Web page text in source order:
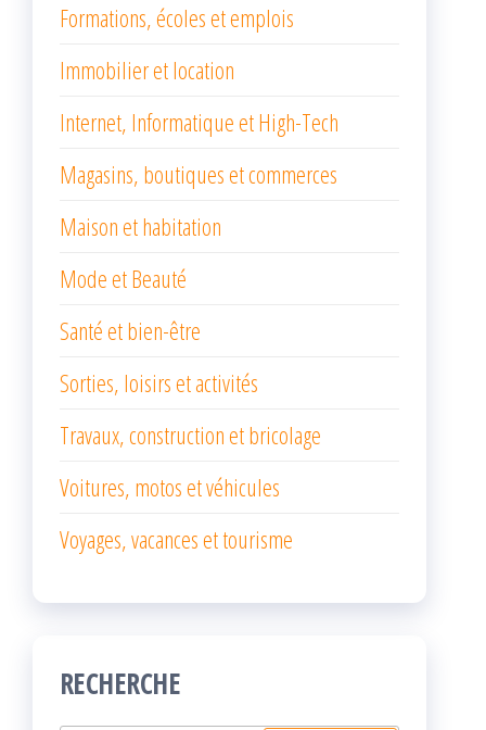
Formations, écoles et emplois
Immobilier et location
Internet, Informatique et High-Tech
Magasins, boutiques et commerces
Maison et habitation
Mode et Beauté
Santé et bien-être
Sorties, loisirs et activités
Travaux, construction et bricolage
Voitures, motos et véhicules
Voyages, vacances et tourisme
RECHERCHE